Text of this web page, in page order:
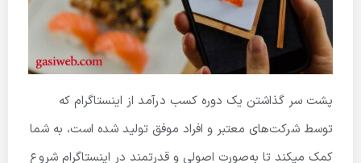
پشت سر گذاشتن یک دوره کسب درآمد از اینستاگرام که
توسط شرکت‌های معتبر و افراد موفق تولید شده است، به شما
کمک میکند تا به‌صورت اصولی و قدرتمند در اینستاگرام شروع